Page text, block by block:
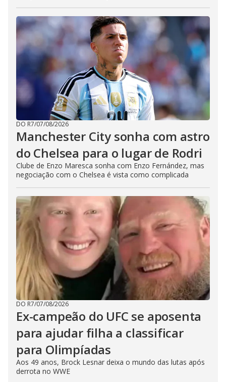
DO R7/07/08/2026
Manchester City sonha com astro
do Chelsea para o lugar de Rodri
Clube de Enzo Maresca sonha com Enzo Fernández, mas
negociação com o Chelsea é vista como complicada
DO R7/07/08/2026
Ex-campeão do UFC se aposenta
para ajudar filha a classificar
para Olimpíadas
Aos 49 anos, Brock Lesnar deixa o mundo das lutas após
derrota no WWE